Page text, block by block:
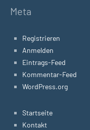
Meta
Registrieren
Anmelden
Eintrags-Feed
Kommentar-Feed
WordPress.org
Startseite
Kontakt